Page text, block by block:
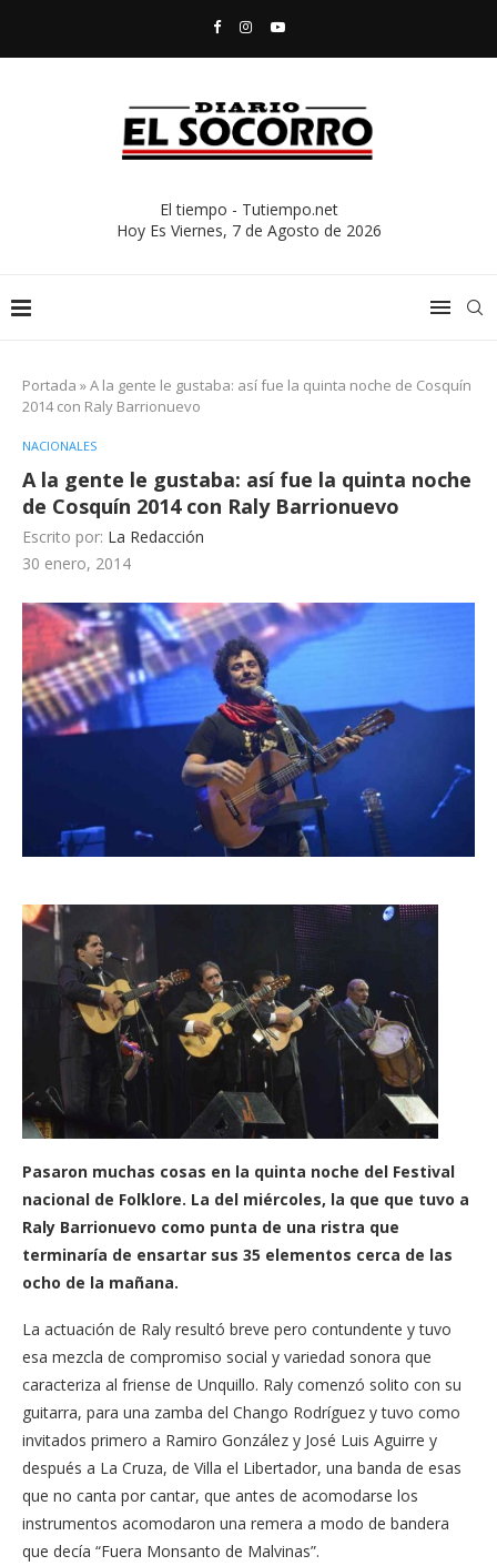
El tiempo - Tutiempo.net
Hoy Es Viernes, 7 de Agosto de 2026
Portada »A la gente le gustaba: así fue la quinta noche de Cosquín
2014 con Raly Barrionuevo
NACIONALES
A la gente le gustaba: así fue la quinta noche
de Cosquín 2014 con Raly Barrionuevo
Escrito por: La Redacción
30 enero, 2014
Pasaron muchas cosas en la quinta noche del Festival
nacional de Folklore. La del miércoles, la que que tuvo a
Raly Barrionuevo como punta de una ristra que
terminaría de ensartar sus 35 elementos cerca de las
ocho de la mañana.
La actuación de Raly resultó breve pero contundente y tuvo
esa mezcla de compromiso social y variedad sonora que
caracteriza al friense de Unquillo. Raly comenzó solito con su
guitarra, para una zamba del Chango Rodríguez y tuvo como
invitados primero a Ramiro González y José Luis Aguirre y
después a La Cruza, de Villa el Libertador, una banda de esas
que no canta por cantar, que antes de acomodarse los
instrumentos acomodaron una remera a modo de bandera
que decía “Fuera Monsanto de Malvinas”.